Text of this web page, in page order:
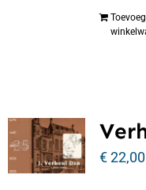
€22,00